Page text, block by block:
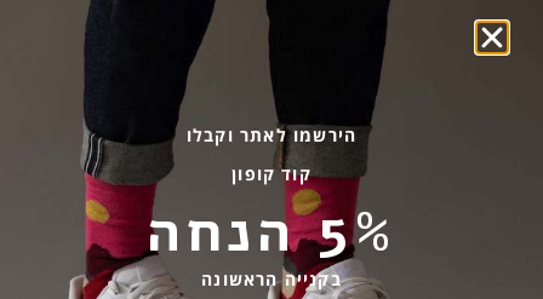
שמן זית ודבש
פקעות ובצלים
איפה קונים?
הבלוג של יודפת
החלפות והחזרות
אספקה ומשלוחים
שירות לקוחות
בהודעות ווטסאפ בלבד
058-7477780
הירשמו לאתר וקבלו
קוד קופון
5% הנחה
בקנייה הראשונה